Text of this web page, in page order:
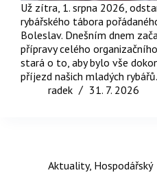
Už zítra, 1. srpna 2026,
rybářského tábora
Boleslav. Dnešním dnem
přípravy celého
stará o to, aby bylo vše
příjezd našich mladých
radek
31. 7. 2026
Aktuality, Hospodářský